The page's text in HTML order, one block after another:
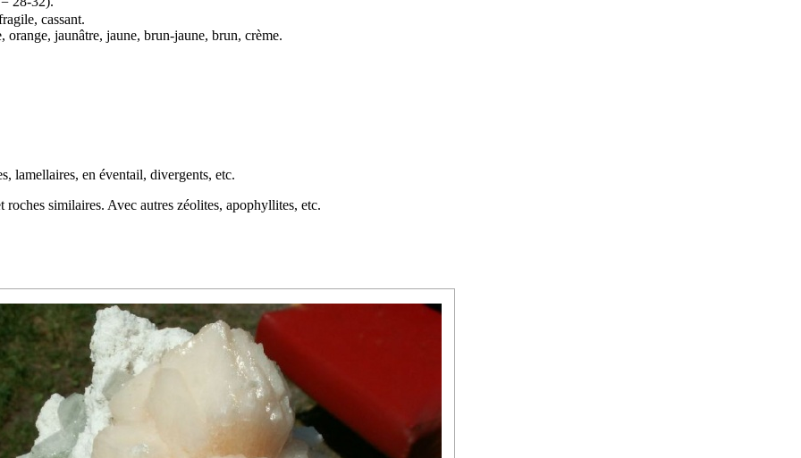
cassant.
jaunâtre, jaune, brun-jaune, brun, crème.
lamellaires, en éventail, divergents, etc.
roches similaires. Avec autres zéolites, apophyllites, etc.